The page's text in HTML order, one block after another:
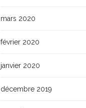
mars 2020
février 2020
janvier 2020
décembre 2019